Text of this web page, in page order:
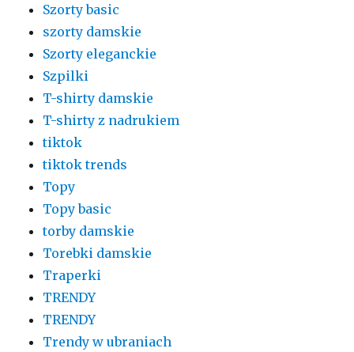
Szorty basic
szorty damskie
Szorty eleganckie
Szpilki
T-shirty damskie
T-shirty z nadrukiem
tiktok
tiktok trends
Topy
Topy basic
torby damskie
Torebki damskie
Traperki
TRENDY
TRENDY
Trendy w ubraniach